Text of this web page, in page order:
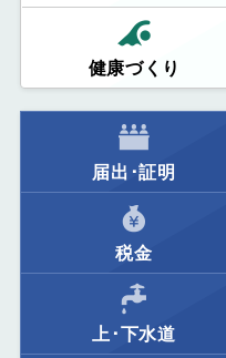
健康づくり
届出･証明
税金
上･下水道